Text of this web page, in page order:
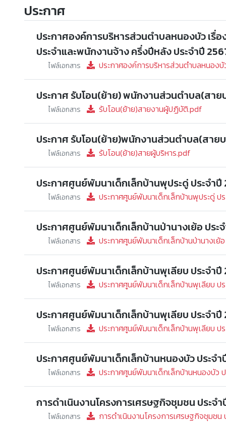
ประกาศ
ประกาศองค์การบริหารส่วนตำบลหนองบัว เ
ประจำและพนักงานจ้าง ครึ่งปีหลัง ประจำปี
ไฟล์เอกสาร ประกาศองค์การบริหารส่วนตำบลหนองบั
ประกาศ รับโอน(ย้าย) พนักงานส่วนตำบล(สา
ไฟล์เอกสาร รับโอน(ย้าย)สายงานผู้ปฏิบัติ.pdf
ประกาศ รับโอน(ย้าย)พนักงานส่วนตำบล(สาย
ไฟล์เอกสาร รับโอน(ย้าย)สายผู้บริหาร.pdf
ประกาศศูนย์พัมนาเด็กเล็กบ้านพุประดู่ ประจำปี
ไฟล์เอกสาร ประกาศศูนย์พัมนาเด็กเล็กบ้านพุประดู่ ป
ประกาศศูนย์พัมนาเด็กเล็กบ้านป่านางเย้อ ประ
ไฟล์เอกสาร ประกาศศูนย์พัมนาเด็กเล็กบ้านป่านางเย้
ประกาศศูนย์พัมนาเด็กเล็กบ้านพุเลียบ ประจำปี
ไฟล์เอกสาร ประกาศศูนย์พัมนาเด็กเล็กบ้านพุเลียบ ป
ประกาศศูนย์พัมนาเด็กเล็กบ้านพุเลียบ ประจำปี
ไฟล์เอกสาร ประกาศศูนย์พัมนาเด็กเล็กบ้านพุเลียบ ป
ประกาศศูนย์พัมนาเด็กเล็กบ้านหนองบัว ประจ
ไฟล์เอกสาร ประกาศศูนย์พัมนาเด็กเล็กบ้านหนองบัว
การดำเนินงานโครงการเศรษฐกิจชุมชน ประจ
ไฟล์เอกสาร การดำเนินงานโครงการเศรษฐกิจชุมชน